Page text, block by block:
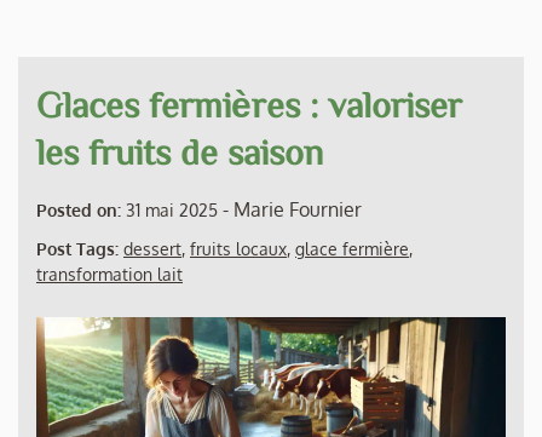
Glaces fermières : valoriser
les fruits de saison
Posted on: 31 mai 2025 - Marie Fournier
Post Tags: dessert, fruits locaux, glace fermière,
transformation lait